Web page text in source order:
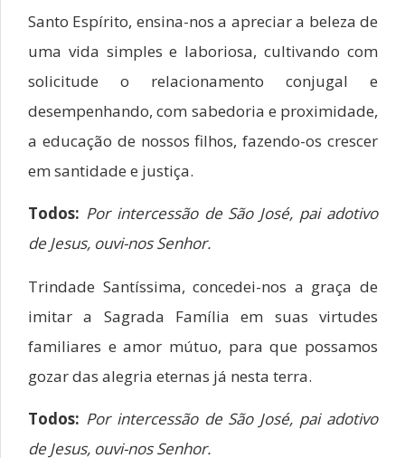
Santo Espírito, ensina-nos a apreciar a beleza de
uma vida simples e laboriosa, cultivando com
solicitude o relacionamento conjugal e
desempenhando, com sabedoria e proximidade,
a educação de nossos filhos, fazendo-os crescer
em santidade e justiça.
Todos: Por intercessão de São José, pai adotivo
de Jesus, ouvi-nos Senhor.
Trindade Santíssima, concedei-nos a graça de
imitar a Sagrada Família em suas virtudes
familiares e amor mútuo, para que possamos
gozar das alegria eternas já nesta terra.
Todos: Por intercessão de São José, pai adotivo
de Jesus, ouvi-nos Senhor.